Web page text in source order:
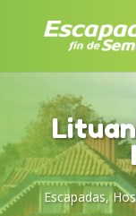
Escapadas,